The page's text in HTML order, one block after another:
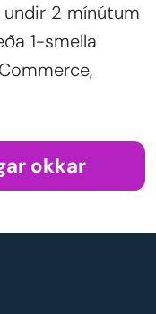
undir 2 mínútum
1-smella
okkar